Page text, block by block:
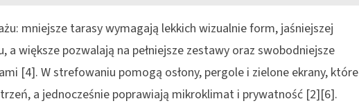
mniejsze tarasy wymagają lekkich wizualnie form, jaśniejszej
a większe pozwalają na pełniejsze zestawy oraz swobodniejsze
[4]. W strefowaniu pomogą osłony, pergole i zielone ekrany, które
a jednocześnie poprawiają mikroklimat i prywatność [2][6].